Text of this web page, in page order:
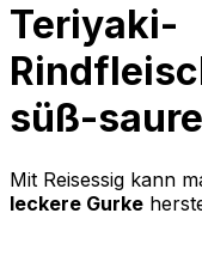
Teriyaki-
süß-
Mit Reisessig kann
leckere Gurke